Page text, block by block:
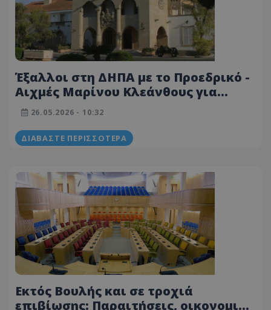
Έξαλλοι στη ΔΗΠΑ με το Προεδρικό -
Αιχμές Μαρίνου Κλεάνθους για
στήριξη σε ΔΗΣΥ, ΕΛΑΜ και ΔΗΚΟ
26.05.2026 - 10:32
ΔΙΑΒΆΣΤΕ ΠΕΡΙΣΣΌΤΕΡΑ
Εκτός Βουλής και σε τροχιά
επιβίωσης: Παραιτήσεις, οικονομική